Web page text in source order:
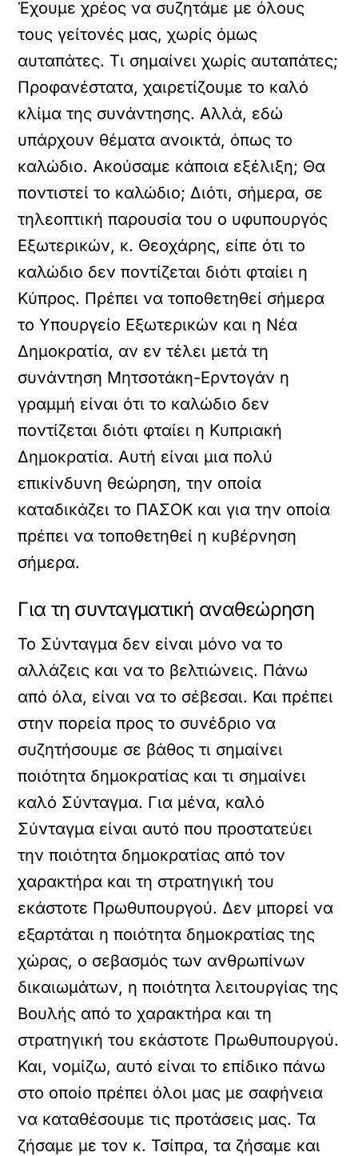
Έχουμε χρέος να συζητάμε με όλους
τους γείτονές μας, χωρίς όμως
αυταπάτες. Τι σημαίνει χωρίς αυταπάτες;
Προφανέστατα, χαιρετίζουμε το καλό
κλίμα της συνάντησης. Αλλά, εδώ
υπάρχουν θέματα ανοικτά, όπως το
καλώδιο. Ακούσαμε κάποια εξέλιξη; Θα
ποντιστεί το καλώδιο; Διότι, σήμερα, σε
τηλεοπτική παρουσία του ο υφυπουργός
Εξωτερικών, κ. Θεοχάρης, είπε ότι το
καλώδιο δεν ποντίζεται διότι φταίει η
Κύπρος. Πρέπει να τοποθετηθεί σήμερα
το Υπουργείο Εξωτερικών και η Νέα
Δημοκρατία, αν εν τέλει μετά τη
συνάντηση Μητσοτάκη-Ερντογάν η
γραμμή είναι ότι το καλώδιο δεν
ποντίζεται διότι φταίει η Κυπριακή
Δημοκρατία. Αυτή είναι μια πολύ
επικίνδυνη θεώρηση, την οποία
καταδικάζει το ΠΑΣΟΚ και για την οποία
πρέπει να τοποθετηθεί η κυβέρνηση
σήμερα.
Για τη συνταγματική αναθεώρηση
Το Σύνταγμα δεν είναι μόνο να το
αλλάζεις και να το βελτιώνεις. Πάνω
από όλα, είναι να το σέβεσαι. Και πρέπει
στην πορεία προς το συνέδριο να
συζητήσουμε σε βάθος τι σημαίνει
ποιότητα δημοκρατίας και τι σημαίνει
καλό Σύνταγμα. Για μένα, καλό
Σύνταγμα είναι αυτό που προστατεύει
την ποιότητα δημοκρατίας από τον
χαρακτήρα και τη στρατηγική του
εκάστοτε Πρωθυπουργού. Δεν μπορεί να
εξαρτάται η ποιότητα δημοκρατίας της
χώρας, ο σεβασμός των ανθρωπίνων
δικαιωμάτων, η ποιότητα λειτουργίας της
Βουλής από το χαρακτήρα και τη
στρατηγική του εκάστοτε Πρωθυπουργού.
Και, νομίζω, αυτό είναι το επίδικο πάνω
στο οποίο πρέπει όλοι μας με σαφήνεια
να καταθέσουμε τις προτάσεις μας. Τα
ζήσαμε με τον κ. Τσίπρα, τα ζήσαμε και